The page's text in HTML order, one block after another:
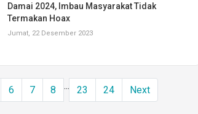
Damai 2024, Imbau Masyarakat Tidak
Termakan Hoax
Jumat, 22 Desember 2023
6 7 8 ... 23 24 Next